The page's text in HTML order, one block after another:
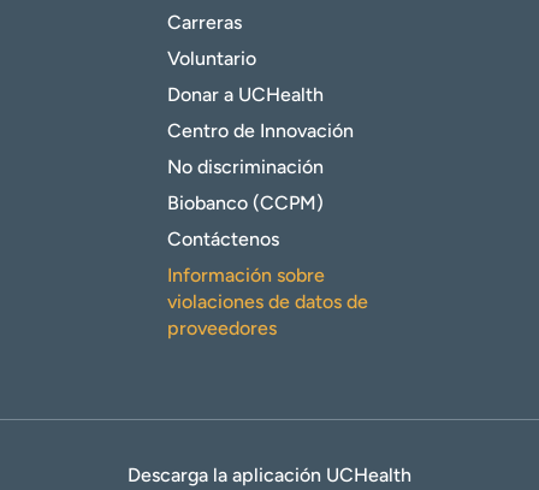
Carreras
Voluntario
Donar a UCHealth
Centro de Innovación
No discriminación
Biobanco (CCPM)
Contáctenos
Información sobre
violaciones de datos de
proveedores
Descarga la aplicación UCHealth